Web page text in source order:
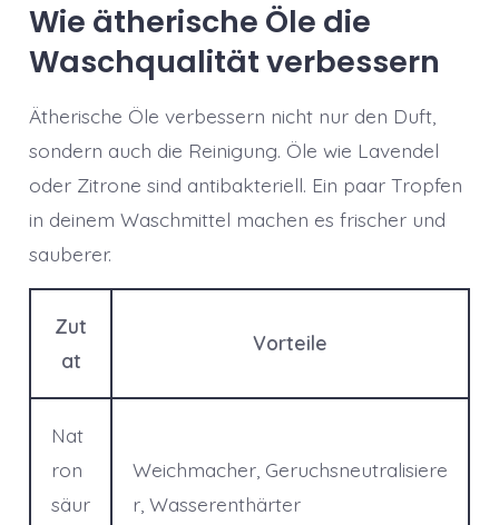
Wie ätherische Öle die
Waschqualität verbessern
Ätherische Öle verbessern nicht nur den Duft,
sondern auch die Reinigung. Öle wie Lavendel
oder Zitrone sind antibakteriell. Ein paar Tropfen
in deinem Waschmittel machen es frischer und
sauberer.
Zut
at
Vorteile
Nat
ron
säur
Weichmacher, Geruchsneutralisiere
r, Wasserenthärter